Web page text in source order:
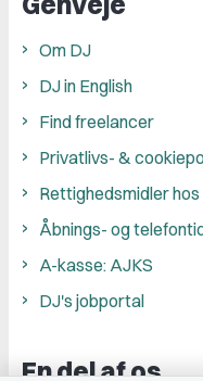
Om DJ
DJ in English
Find freelancer
Privatlivs- &
Rettighedsmidler
Åbnings- og
A-kasse: AJKS
DJ's jobportal
En del af os